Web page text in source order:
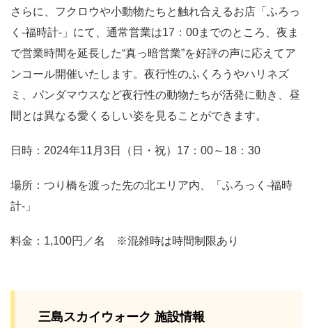
さらに、フクロウや小動物たちと触れ合えるお店「ふろっ
く‐福時計‐」にて、通常営業は17：00までのところ、夜ま
で営業時間を延長した“真っ暗営業”を好評の声に応えてア
ンコール開催いたします。夜行性のふくろうやハリネズ
ミ、パンダマウスなど夜行性の動物たちが活発に動き、昼
間とは異なる愛くるしい姿を見ることができます。
日時：2024年11月3日（日・祝）17：00～18：30
場所：つり橋を渡った先の北エリア内、「ふろっく‐福時
計‐」
料金：1,100円／名 ※混雑時は時間制限あり
三島スカイウォーク 施設情報